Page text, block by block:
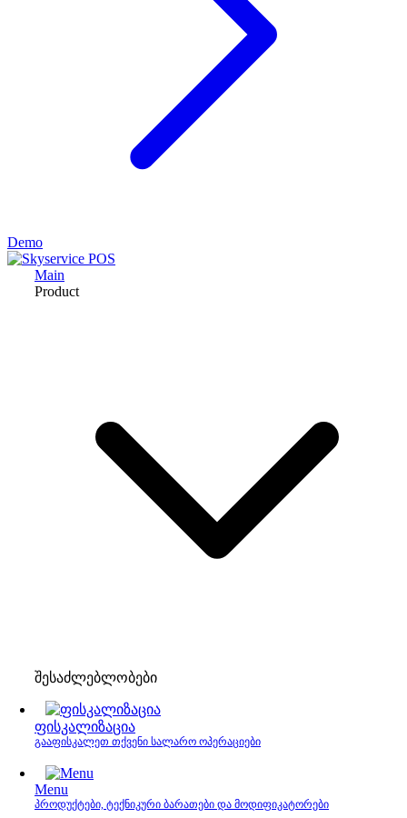
Demo
Main
Product
შესაძლებლობები
ფისკალიზაცია
გააფისკალეთ თქვენი სალარო ოპერაციები
Menu
პროდუქტები, ტექნიკური ბარათები და მოდიფიკატორები